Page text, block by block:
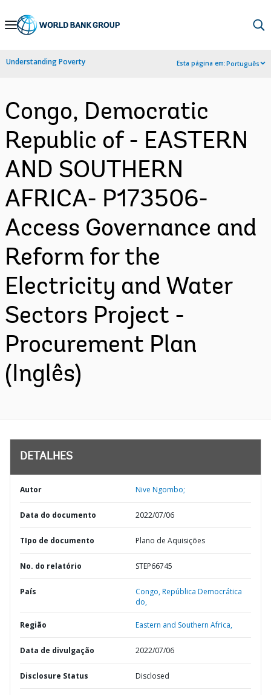
Skip
Navigation
Understanding Poverty Esta página em:Português
Congo, Democratic
Republic of - EASTERN
AND SOUTHERN
AFRICA- P173506-
Access Governance and
Reform for the
Electricity and Water
Sectors Project -
Procurement Plan
(Inglês)
DETALHES
Autor Nive Ngombo;
Data do documento 2022/07/06
TIpo de documento Plano de Aquisições
No. do relatório STEP66745
País Congo,República Democrática
do,
Região Eastern and Southern Africa,
Data de divulgação 2022/07/06
Disclosure Status Disclosed